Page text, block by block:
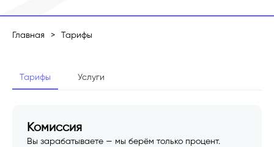
Главная > Тарифы
Тарифы Услуги
Комиссия
Вы зарабатываете — мы берём только процент.